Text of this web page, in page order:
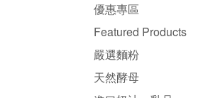
優惠專區
Featured Products
嚴選麵粉
天然酵母